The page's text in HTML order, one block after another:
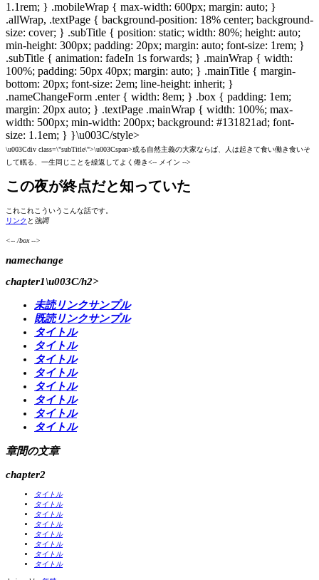
1.1rem; } .mobileWrap { max-width: 600px; margin: auto; }
.allWrap, .textPage { background-position: 18% center; background-
size: cover; } .subTitle { position: static; width: 80%; height: auto;
min-height: 300px; padding: 20px; margin: auto; font-size: 1rem; }
.subTitle { animation: fadeIn 1s forwards; } .mainWrap { width:
100%; padding: 50px 40px; margin: auto; } .mainTitle { margin-
bottom: 20px; font-size: 2em; line-height: inherit; }
.nameChangeForm .enter { width: 8em; } .box { padding: 1em;
margin: 20px auto; } .textPage .mainWrap { width: 100%; max-
width: 500px; min-width: 200px; background: #131821ad; font-
size: 1.1em; } }\u003C/style>
\u003Cdiv class=\"subTitle\">\u003Cspan>或る自然主義の大家ならば、人は起きて食い働き食いそ
して眠る、一生同じことを繰返してよく倦き<-- メイン -->
この夜が終点だと知っていた
これこれこういうこんな話です。
リンク と 強調
<-- /box -->
namechange
chapter1\u003C/h2>
未読リンクサンプル
既読リンクサンプル
タイトル
タイトル
タイトル
タイトル
タイトル
タイトル
タイトル
タイトル
章間の文章
chapter2
タイトル
タイトル
タイトル
タイトル
タイトル
タイトル
タイトル
タイトル